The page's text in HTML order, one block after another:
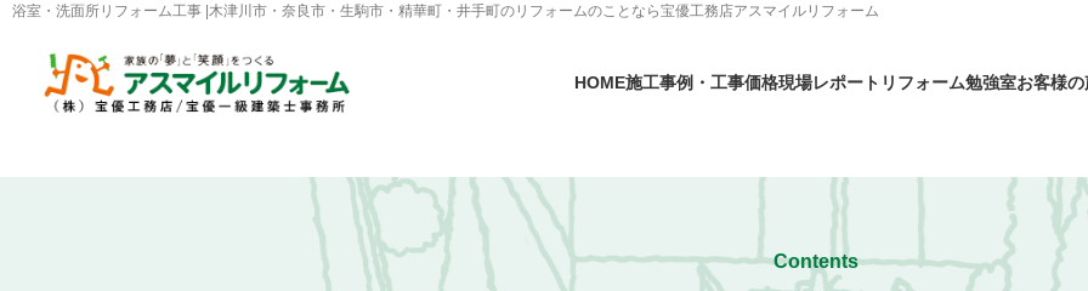
浴室・洗面所リフォーム工事 |木津川市・奈良市・生駒市・精華町・井手町のリフォームのことなら宝優工務店アスマイルリフォーム
HOME施工事例・工事価格現場レポート リフォーム勉強室お客様
Contents